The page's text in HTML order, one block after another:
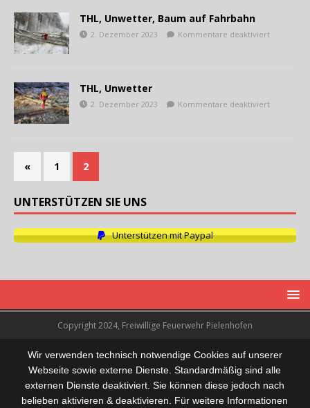
THL, Unwetter, Baum auf Fahrbahn
2. Dezember 2023 Kommentare deaktiviert
THL, Unwetter
2. Dezember 2023 Kommentare deaktiviert
« 1 2
UNTERSTÜTZEN SIE UNS
Unterstützen mit Paypal
Copyright 2024, Freiwillige Feuerwehr Pielenhofen
Wir verwenden technisch notwendige Cookies auf unserer
Webseite sowie externe Dienste. Standardmäßig sind alle
externen Dienste deaktiviert. Sie können diese jedoch nach
belieben aktivieren & deaktivieren. Für weitere Informationen